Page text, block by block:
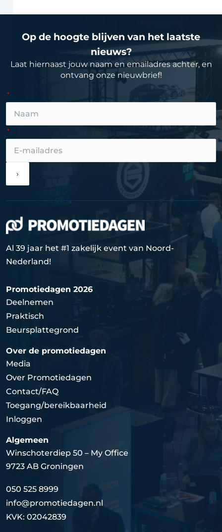
Op de hoogte blijven van het laatste
nieuws?
Laat hiernaast jouw naam en emailadres achter, en
ontvang onze nieuwbrief!
›
Al 39 jaar het #1 zakelijk event van Noord-
Nederland!
Promotiedagen 2026
Deelnemen
Praktisch
Beursplattegrond
Over de promotiedagen
Media
Over Promotiedagen
Contact/FAQ
Toegang/bereikbaarheid
Inloggen
Algemeen
Winschoterdiep 50 – My Office
9723 AB Groningen
050 525 8999
info@promotiedagen.nl
KVK: 02042839